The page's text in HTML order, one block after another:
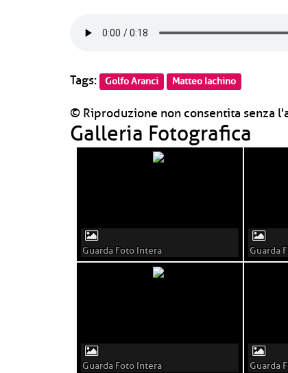
Tags: Golfo Aranci Matteo Iachino
© Riproduzione non consentita senza
Galleria Fotografica
Guarda Foto Intera Guarda
Guarda Foto Intera Guarda